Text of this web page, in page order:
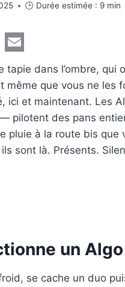
🕒 Durée estimée : 9 min
E
m
a
i
l
tapie dans l’ombre,
même que vous ne les
ici et maintenant. Les
pilotent des pans
pluie à la route bis que
sont là. Présents.
un Algo
se cache un duo